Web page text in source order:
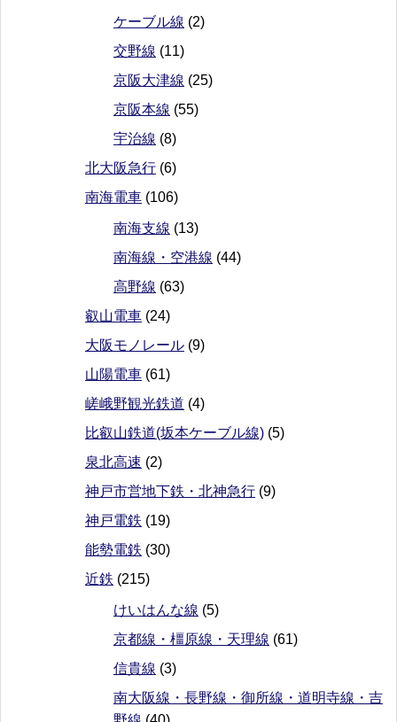
ケーブル線 (2)
交野線 (11)
京阪大津線 (25)
京阪本線 (55)
宇治線 (8)
北大阪急行 (6)
南海電車 (106)
南海支線 (13)
南海線・空港線 (44)
高野線 (63)
叡山電車 (24)
大阪モノレール (9)
山陽電車 (61)
嵯峨野観光鉄道 (4)
比叡山鉄道(坂本ケーブル線) (5)
泉北高速 (2)
神戸市営地下鉄・北神急行 (9)
神戸電鉄 (19)
能勢電鉄 (30)
近鉄 (215)
けいはんな線 (5)
京都線・橿原線・天理線 (61)
信貴線 (3)
南大阪線・長野線・御所線・道明寺線・吉